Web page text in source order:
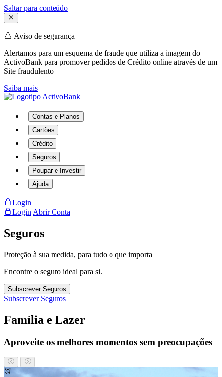
Saltar para conteúdo
Aviso de segurança
Alertamos para um esquema de fraude que utiliza a imagem do
ActivoBank para promover pedidos de Crédito online através de um
Site fraudulento
Saiba mais
Contas e Planos
Cartões
Crédito
Seguros
Poupar e Investir
Ajuda
Login
Login Abrir Conta
Seguros
Proteção à sua medida, para tudo o que importa
Encontre o seguro ideal para si.
Subscrever Seguros
Subscrever Seguros
Família e Lazer
Aproveite os melhores momentos sem preocupações